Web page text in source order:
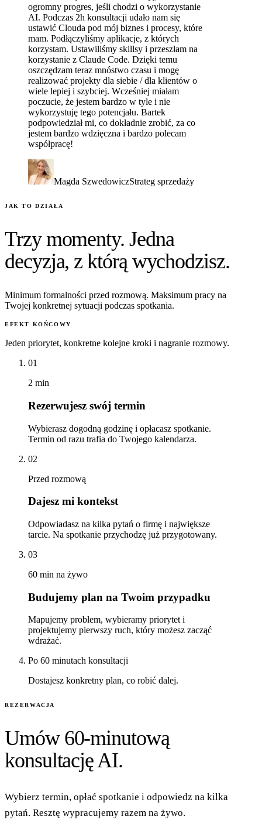
ogromny progres, jeśli chodzi o wykorzystanie
AI. Podczas 2h konsultacji udało nam się
ustawić Clouda pod mój biznes i procesy, które
mam. Podłączyliśmy aplikacje, z których
korzystam. Ustawiliśmy skillsy i przeszłam na
korzystanie z Claude Code. Dzięki temu
oszczędzam teraz mnóstwo czasu i mogę
realizować projekty dla siebie / dla klientów o
wiele lepiej i szybciej. Wcześniej miałam
poczucie, że jestem bardzo w tyle i nie
wykorzystuję tego potencjału. Bartek
podpowiedział mi, co dokładnie zrobić, za co
jestem bardzo wdzięczna i bardzo polecam
współpracę!
Magda SzwedowiczStrateg sprzedaży
JAK TO DZIAŁA
Trzy momenty. Jedna
decyzja, z którą wychodzisz.
Minimum formalności przed rozmową. Maksimum pracy na
Twojej konkretnej sytuacji podczas spotkania.
EFEKT KOŃCOWY
Jeden priorytet, konkretne kolejne kroki i nagranie rozmowy.
01
2 min
Rezerwujesz swój termin
Wybierasz dogodną godzinę i opłacasz spotkanie.
Termin od razu trafia do Twojego kalendarza.
02
Przed rozmową
Dajesz mi kontekst
Odpowiadasz na kilka pytań o firmę i największe
tarcie. Na spotkanie przychodzę już przygotowany.
03
60 min na żywo
Budujemy plan na Twoim przypadku
Mapujemy problem, wybieramy priorytet i
projektujemy pierwszy ruch, który możesz zacząć
wdrażać.
Po 60 minutach konsultacji
Dostajesz konkretny plan, co robić dalej.
REZERWACJA
Umów 60-minutową
konsultację AI.
Wybierz termin, opłać spotkanie i odpowiedz na kilka
pytań. Resztę wypracujemy razem na żywo.